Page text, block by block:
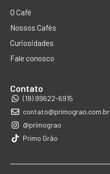
O Café
Nossos Cafés
Curiosidades
Fale conosco
Contato
(19) 99622-6915
contato@primograo.com.br
@primograo
Primo Grão